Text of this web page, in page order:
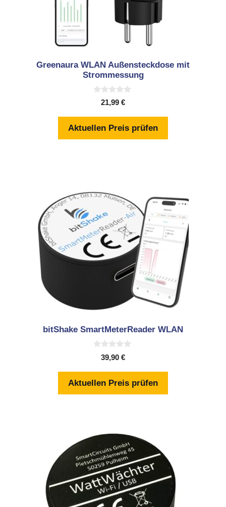
Greenaura WLAN Außensteckdose mit
Strommessung
5
21,99 €
Aktuellen Preis prüfen
bitShake SmartMeterReader WLAN
5
39,90 €
Aktuellen Preis prüfen